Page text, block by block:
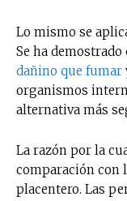
Lo mismo se
Se ha demostrado
dañino que fumar
organismos
alternativa más
La razón por la
comparación con
placentero. Las